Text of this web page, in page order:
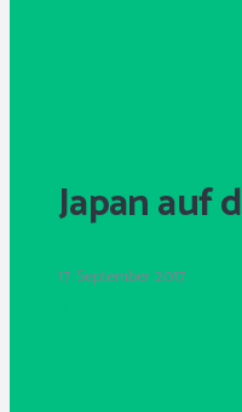
Japan auf
17. September 2017